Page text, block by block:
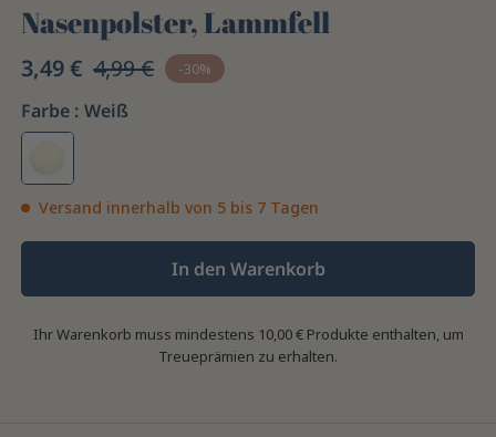
Nasenpolster, Lammfell
3,49 € 4,99 € -30%
Farbe : Weiß
Versand innerhalb von 5 bis 7 Tagen
In den Warenkorb
Ihr Warenkorb muss mindestens 10,00 € Produkte enthalten, um
Treueprämien zu erhalten.